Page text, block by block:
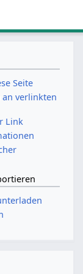
Seite
verlinkten
Link